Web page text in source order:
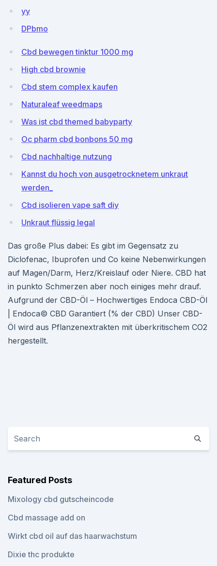
yy
DPbmo
Cbd bewegen tinktur 1000 mg
High cbd brownie
Cbd stem complex kaufen
Naturaleaf weedmaps
Was ist cbd themed babyparty
Oc pharm cbd bonbons 50 mg
Cbd nachhaltige nutzung
Kannst du hoch von ausgetrocknetem unkraut
werden_
Cbd isolieren vape saft diy
Unkraut flüssig legal
Das große Plus dabei: Es gibt im Gegensatz zu
Diclofenac, Ibuprofen und Co keine Nebenwirkungen
auf Magen/Darm, Herz/Kreislauf oder Niere. CBD hat
in punkto Schmerzen aber noch einiges mehr drauf.
Aufgrund der CBD-Öl – Hochwertiges Endoca CBD-Öl
| Endoca© CBD Garantiert (% der CBD) Unser CBD-
Öl wird aus Pflanzenextrakten mit überkritischem CO2
hergestellt.
Featured Posts
Mixology cbd gutscheincode
Cbd massage add on
Wirkt cbd oil auf das haarwachstum
Dixie thc produkte